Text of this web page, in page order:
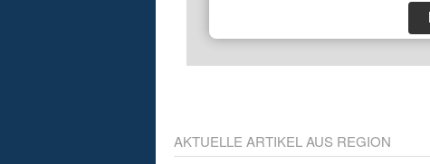
AKTUELLE ARTIKEL AUS REGION